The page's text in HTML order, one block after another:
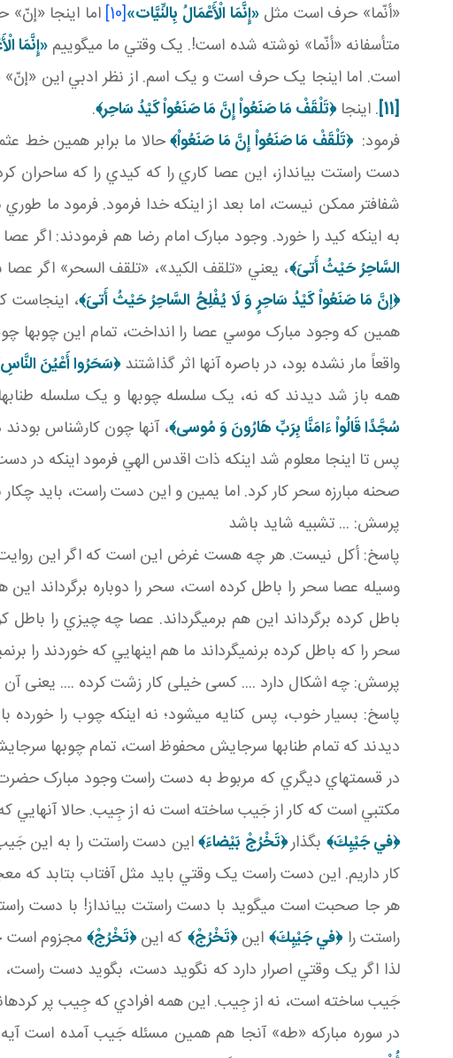
«أنّما» حرف است مثل«إِنَّمَا الْأَعْمَالُ بِالنِّيَّات‏»[10] اما اينجا
متأسفانه «أنّما» نوشته شده است!. يک وقتي ما مي گوييم«إِنَّمَا
است. اما اينجا يک حرف است و يک اسم. از نظر ادبي اين
[11]
. اينجا﴿تَلْقَفْ مَا صَنَعُواْ إِنَّ مَا صَنَعُواْ كَيْدُ سَاحِر﴾.
فرمود: ﴿تَلْقَفْ مَا صَنَعُواْ إِنَّ مَا صَنَعُواْ﴾حالا ما برابر همين خط
دست راستت بيانداز، اين عصا کاري را که کيدي را که ساحران
شفاف تر ممکن نيست، اما بعد از اينکه خدا فرمود. فرمود ما
به اينکه کيد را خورد. وجود مبارک امام رضا هم فرمودند: اگر
السَّاحِرُ حَيْثُ أَتىَ‏﴾، يعني «تلقف الکيد»، «تلقف السحر» اگر عصا
﴿إنَّ مَا صَنَعُواْ كَيْدُ سَاحِرٍ وَ لَا يُفْلِحُ السَّاحِرُ حَيْثُ أَتىَ‏﴾، اينجاست
همين که وجود مبارک موسي عصا را انداخت، تمام اين چوب
واقعاً مار نشده بود، در باصره آنها اثر گذاشتند﴿سَحَرُوا أَعْيُنَ
همه باز شد ديدند که نه، يک سلسله چوب ها و يک سلسله طناب
سُجَّدًا قَالُواْ ءَامَنَّا بِرَبِّ هَارُونَ وَ مُوسى﴾، آنها چون کارشناس
پس تا اينجا معلوم شد اينکه ذات اقدس الهي فرمود اينکه در
صحنه مبارزه سحر کار کرد. اما يمين و اين دست راست، بايد
پرسش: ... تشبيه شايد باشد
پاسخ: أکل نيست. هر چه هست غرض اين است که اگر اين روايت
وسيله عصا سحر را باطل کرده است، سحر را دوباره بر گرداند
باطل کرده برگرداند اين هم برمي گرداند. عصا چه چيزي را
سحر را که باطل کرده برنمي گرداند ما هم اينهايي که خوردند را
پرسش: چه اشکال دارد .... کسی خيلی کار زشت کرده .... يعنی آن
پاسخ: بسيار خوب، پس کنايه مي شود؛ نه اينکه چوب را خورده
ديدند که تمام طناب ها سرجايش محفوظ است، تمام چوب ها
در قسمت هاي ديگري که مربوط به دست راست وجود مبارک
مکتبي است که کار از جَيب ساخته است نه از جِيب. حالا آنهايي
﴿في‏ جَيْبِكَ﴾ بگذار﴿تَخْرُجْ بَيْضاءَ﴾اين دست راستت را به اين
کار داريم. اين دست راست يک وقتي بايد مثل آفتاب بتابد که
هر جا صحبت است مي گويد با دست راستت بيانداز! با دست
راستت را﴿في‏ جَيْبِكَ﴾ اين﴿تَخْرُجْ﴾ که اين﴿تَخْرُجْ﴾ مجزوم است
لذا اگر يک وقتي اصرار دارد که نگويد دست، بگويد دست
جَيب ساخته است، نه از جِيب. اين همه افرادي که جِيب پر کرده
در سوره مبارکه «طه» آنجا هم همين مسئله جَيب آمده است